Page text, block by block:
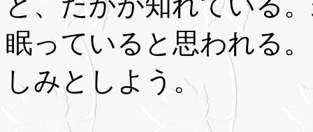
眠っていると思われる
しみとしよう。